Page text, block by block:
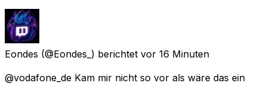
Eondes (@Eondes_) berichtet vor 16 Minuten
@vodafone_de Kam mir nicht so vor als wäre das ein